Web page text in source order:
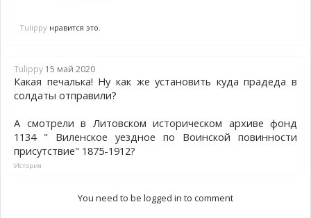
Tulippy нравится это.
Tulippy 15 май 2020
Какая печалька! Ну как же установить куда прадеда в
солдаты отправили?
А смотрели в Литовском историческом архиве фонд
1134 " Виленское уездное по Воинской повинности
присутствие" 1875-1912?
История
You need to be logged in to comment